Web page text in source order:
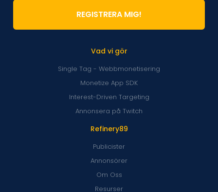
Refinery89
Publicister
Annonsörer
Om Oss
Resurser
Vad vi gör
Single Tag - Webbmonetisering
Monetize App SDK
Interest-Driven Targeting
Annonsera på Twitch
REGISTRERA MIG!